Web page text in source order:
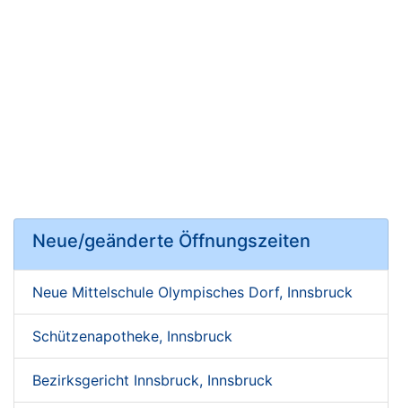
Neue/geänderte Öffnungszeiten
Neue Mittelschule Olympisches Dorf, Innsbruck
Schützenapotheke, Innsbruck
Bezirksgericht Innsbruck, Innsbruck